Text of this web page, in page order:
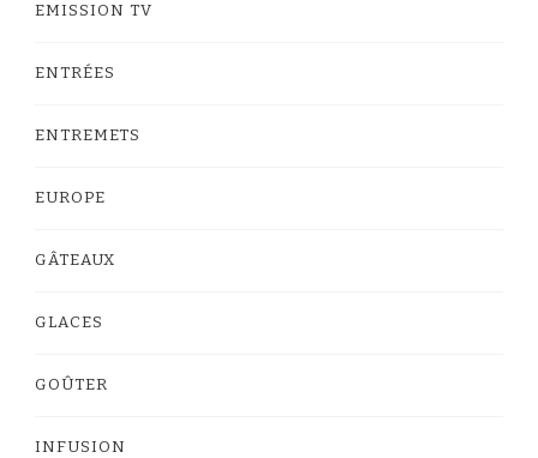
EMISSION TV
ENTRÉES
ENTREMETS
EUROPE
GÂTEAUX
GLACES
GOÛTER
INFUSION